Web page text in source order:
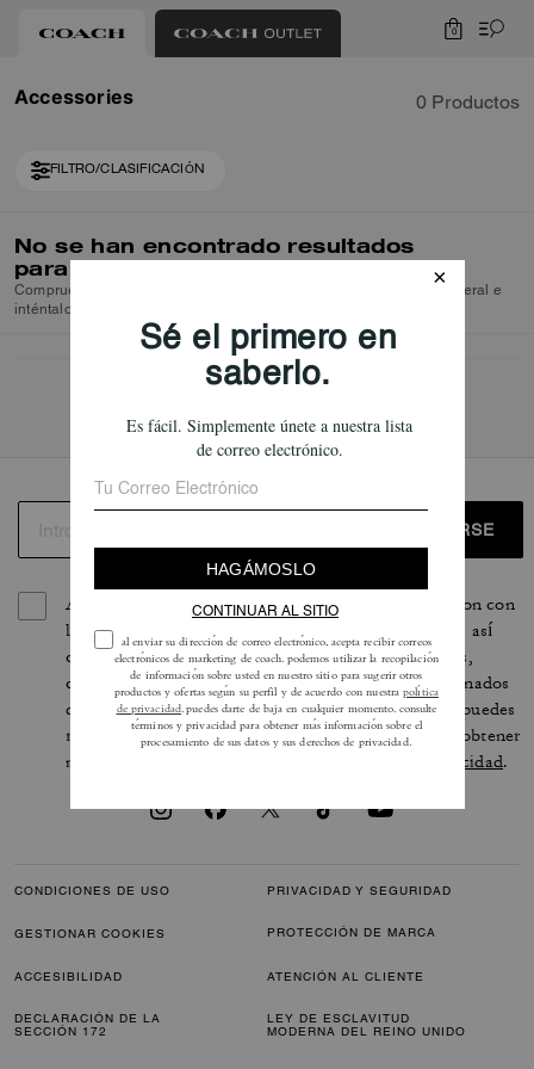
0
Accessories 0 Productos
FILTRO/CLASIFICACIÓN
No se han encontrado resultados
para "Accessories"
Comprueba la ortografía o utiliza un término de búsqueda más general e
inténtalo de nuevo.
REGISTRARSE
Al registrarte, aceptas recibir correos electrónicos con con
las últimas colecciones, ofertas y noticias de Coach, así
como información sobre cómo participar en eventos,
concursos o promociones de Coach. Tienes determinados
derechos según las leyes de privacidad aplicables y puedes
retirar tu autorización en cualquier momento. Para obtener
más información, consulta nuestra
política de privacidad.
CONDICIONES DE USO PRIVACIDAD Y SEGURIDAD
GESTIONAR COOKIES PROTECCIÓN DE MARCA
ACCESIBILIDAD ATENCIÓN AL CLIENTE
DECLARACIÓN DE LA
SECCIÓN 172
LEY DE ESCLAVITUD
MODERNA DEL REINO UNIDO